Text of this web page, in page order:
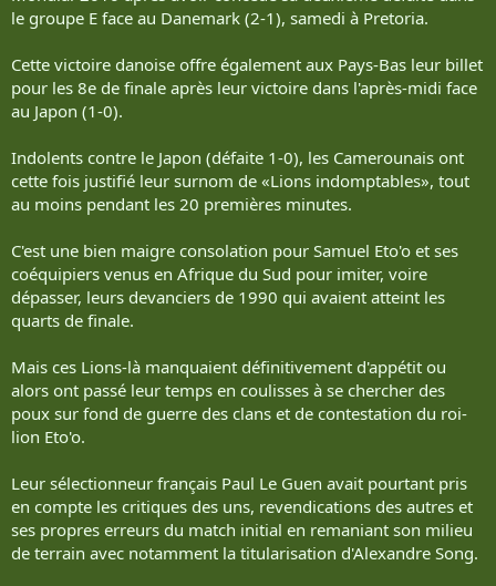
le groupe E face au Danemark (2-1), samedi à Pretoria.
Cette victoire danoise offre également aux Pays-Bas leur billet
pour les 8e de finale après leur victoire dans l'après-midi face
au Japon (1-0).
Indolents contre le Japon (défaite 1-0), les Camerounais ont
cette fois justifié leur surnom de «Lions indomptables», tout
au moins pendant les 20 premières minutes.
C'est une bien maigre consolation pour Samuel Eto'o et ses
coéquipiers venus en Afrique du Sud pour imiter, voire
dépasser, leurs devanciers de 1990 qui avaient atteint les
quarts de finale.
Mais ces Lions-là manquaient définitivement d'appétit ou
alors ont passé leur temps en coulisses à se chercher des
poux sur fond de guerre des clans et de contestation du roi-
lion Eto'o.
Leur sélectionneur français Paul Le Guen avait pourtant pris
en compte les critiques des uns, revendications des autres et
ses propres erreurs du match initial en remaniant son milieu
de terrain avec notamment la titularisation d'Alexandre Song.